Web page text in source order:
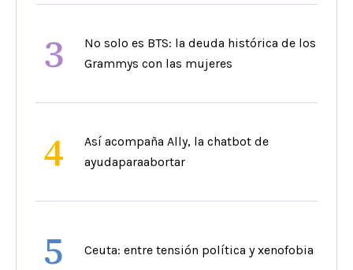
3
No solo es BTS: la deuda histórica de los
Grammys con las mujeres
4
Así acompaña Ally, la chatbot de
ayudaparaabortar
5 Ceuta: entre tensión política y xenofobia